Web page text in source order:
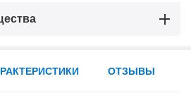
ОТЗЫВЫ